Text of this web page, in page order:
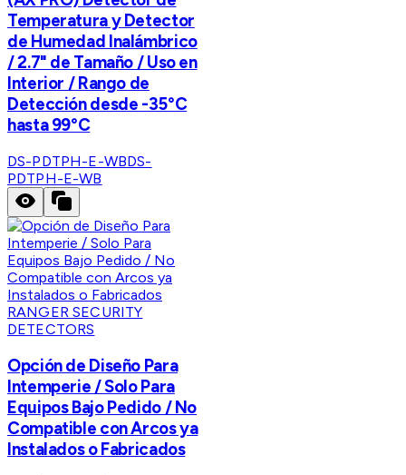
Temperatura y Detector
de Humedad Inalámbrico
/ 2.7" de Tamaño / Uso en
Interior / Rango de
Detección desde -35°C
hasta 99°C
DS-PDTPH-E-WBDS-
PDTPH-E-WB
RANGER SECURITY
DETECTORS
Opción de Diseño Para
Intemperie / Solo Para
Equipos Bajo Pedido / No
Compatible con Arcos ya
Instalados o Fabricados